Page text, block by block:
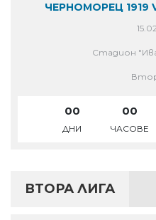
ЧЕРНОМОРЕЦ 1919
Стадион
00
ДНИ
00
ЧАСОВЕ
ВТОРА ЛИГА